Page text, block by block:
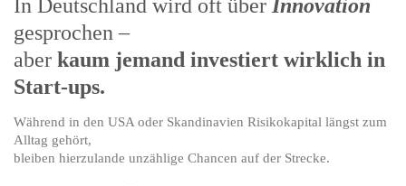
Start-
ungenutzte
Deutschland
In Deutschland wird oft über Innovation
gesprochen –
aber kaum jemand investiert wirklich in
Start-ups.
Während in den USA oder Skandinavien Risikokapital längst zum
Alltag gehört,
bleiben hierzulande unzählige Chancen auf der Strecke.